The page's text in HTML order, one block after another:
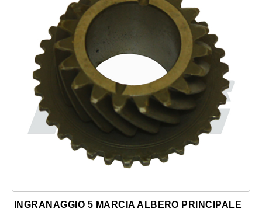
INGRANAGGIO 5 MARCIA ALBERO PRINCIPALE